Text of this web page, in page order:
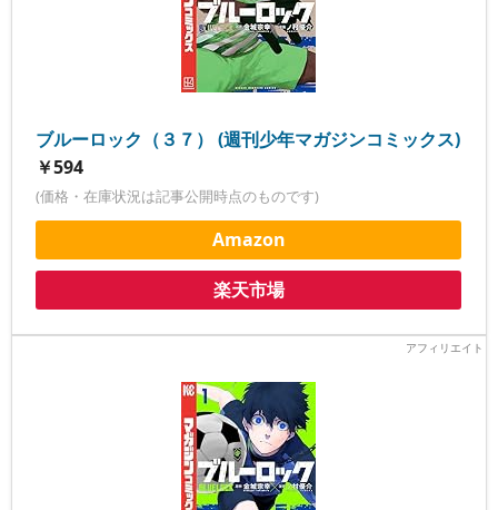
ブルーロック（３７） (週刊少年マガジンコミックス)
￥594
(価格・在庫状況は記事公開時点のものです)
Amazon
楽天市場